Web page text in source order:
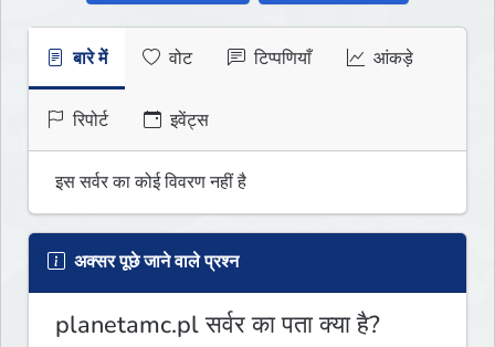
बारे में वोट टिप्पणियाँ आंकड़े
रिपोर्ट इवेंट्स
इस सर्वर का कोई विवरण नहीं है
अक्सर पूछे जाने वाले प्रश्न
planetamc.pl सर्वर का पता क्या है?